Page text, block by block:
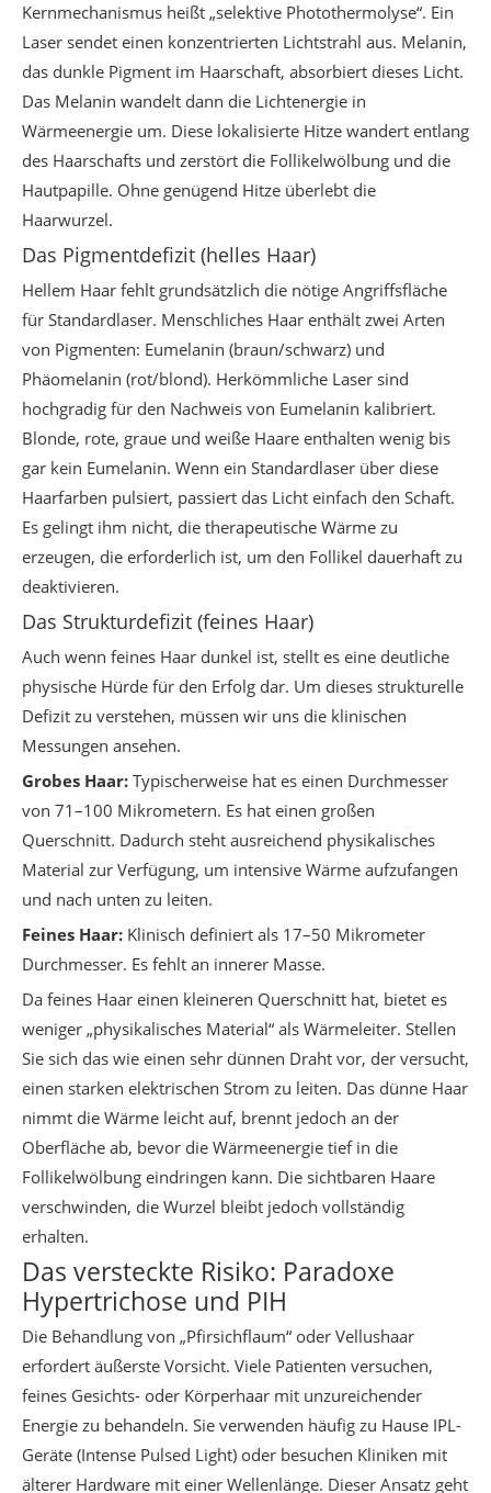
Kernmechanismus heißt „selektive Photothermolyse“. Ein
Laser sendet einen konzentrierten Lichtstrahl aus. Melanin,
das dunkle Pigment im Haarschaft, absorbiert dieses Licht.
Das Melanin wandelt dann die Lichtenergie in
Wärmeenergie um. Diese lokalisierte Hitze wandert entlang
des Haarschafts und zerstört die Follikelwölbung und die
Hautpapille. Ohne genügend Hitze überlebt die
Haarwurzel.
Das Pigmentdefizit (helles Haar)
Hellem Haar fehlt grundsätzlich die nötige Angriffsfläche
für Standardlaser. Menschliches Haar enthält zwei Arten
von Pigmenten: Eumelanin (braun/schwarz) und
Phäomelanin (rot/blond). Herkömmliche Laser sind
hochgradig für den Nachweis von Eumelanin kalibriert.
Blonde, rote, graue und weiße Haare enthalten wenig bis
gar kein Eumelanin. Wenn ein Standardlaser über diese
Haarfarben pulsiert, passiert das Licht einfach den Schaft.
Es gelingt ihm nicht, die therapeutische Wärme zu
erzeugen, die erforderlich ist, um den Follikel dauerhaft zu
deaktivieren.
Das Strukturdefizit (feines Haar)
Auch wenn feines Haar dunkel ist, stellt es eine deutliche
physische Hürde für den Erfolg dar. Um dieses strukturelle
Defizit zu verstehen, müssen wir uns die klinischen
Messungen ansehen.
Grobes Haar: Typischerweise hat es einen Durchmesser
von 71–100 Mikrometern. Es hat einen großen
Querschnitt. Dadurch steht ausreichend physikalisches
Material zur Verfügung, um intensive Wärme aufzufangen
und nach unten zu leiten.
Feines Haar: Klinisch definiert als 17–50 Mikrometer
Durchmesser. Es fehlt an innerer Masse.
Da feines Haar einen kleineren Querschnitt hat, bietet es
weniger „physikalisches Material“ als Wärmeleiter. Stellen
Sie sich das wie einen sehr dünnen Draht vor, der versucht,
einen starken elektrischen Strom zu leiten. Das dünne Haar
nimmt die Wärme leicht auf, brennt jedoch an der
Oberfläche ab, bevor die Wärmeenergie tief in die
Follikelwölbung eindringen kann. Die sichtbaren Haare
verschwinden, die Wurzel bleibt jedoch vollständig
erhalten.
Das versteckte Risiko: Paradoxe
Hypertrichose und PIH
Die Behandlung von „Pfirsichflaum“ oder Vellushaar
erfordert äußerste Vorsicht. Viele Patienten versuchen,
feines Gesichts- oder Körperhaar mit unzureichender
Energie zu behandeln. Sie verwenden häufig zu Hause IPL-
Geräte (Intense Pulsed Light) oder besuchen Kliniken mit
älterer Hardware mit einer Wellenlänge. Dieser Ansatz geht